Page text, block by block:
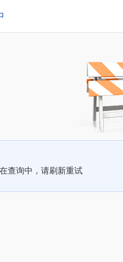
查询中，请刷新重试